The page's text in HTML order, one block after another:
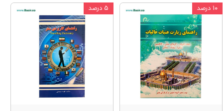
۱۰ درصد ۵ درصد